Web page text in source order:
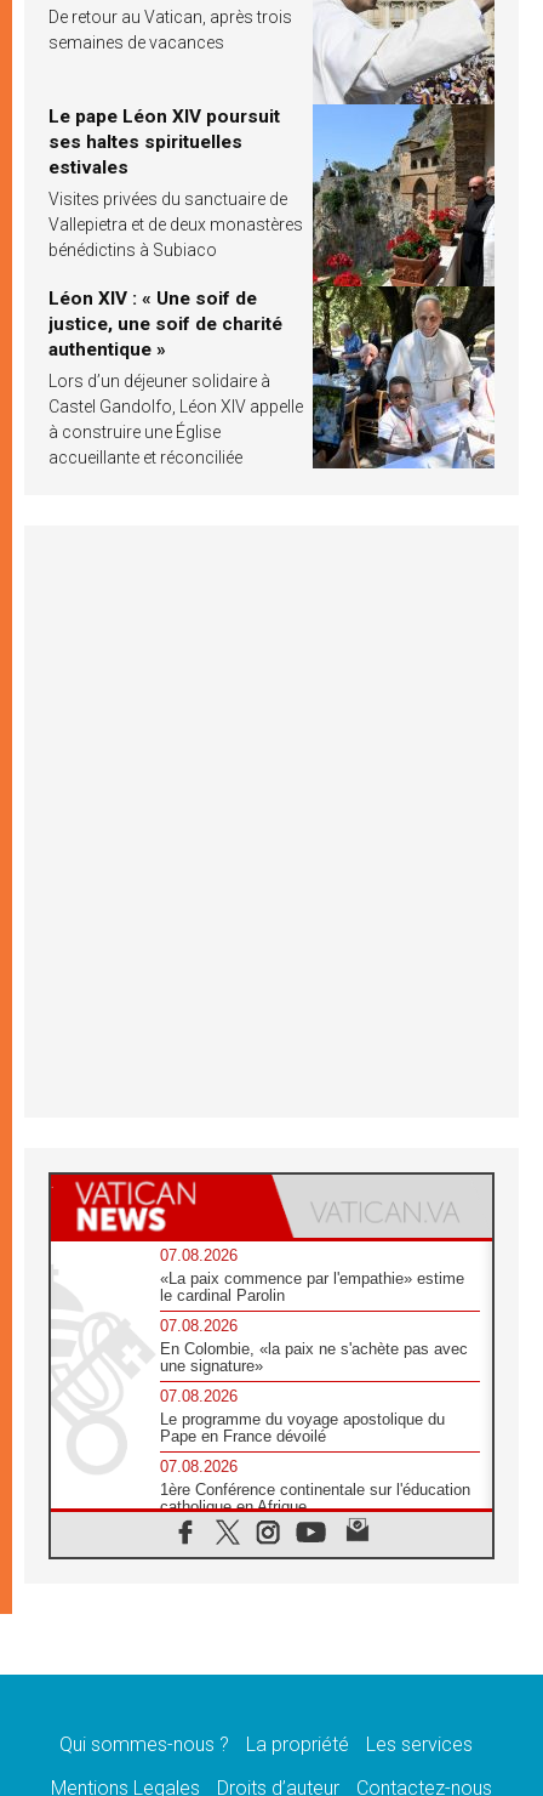
De retour au Vatican, après trois
semaines de vacances
Le pape Léon XIV poursuit
ses haltes spirituelles
estivales
Visites privées du sanctuaire de
Vallepietra et de deux monastères
bénédictins à Subiaco
Léon XIV : « Une soif de
justice, une soif de charité
authentique »
Lors d’un déjeuner solidaire à
Castel Gandolfo, Léon XIV appelle
à construire une Église
accueillante et réconciliée
07.08.2026
«La paix commence par l'empathie» estime
le cardinal Parolin
07.08.2026
En Colombie, «la paix ne s'achète pas avec
une signature»
07.08.2026
Le programme du voyage apostolique du
Pape en France dévoilé
07.08.2026
1ère Conférence continentale sur l'éducation
catholique en Afrique
07.08.2026
Un logo symbolique pour la venue du Pape
07.08.2026
Préparatifs des JMJ 2027 à Séoul: «c'est
Qui sommes-nous ? La propriété
Les services
Mentions Legales
Droits d’auteur Contactez-nous